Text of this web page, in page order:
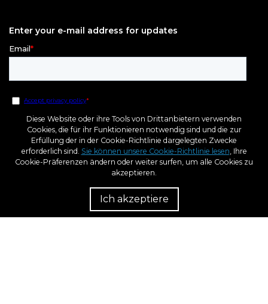
Enter your e-mail address for updates
Diese Website oder ihre Tools von Drittanbietern verwenden
Cookies, die für ihr Funktionieren notwendig sind und die zur
Erfüllung der in der Cookie-Richtlinie dargelegten Zwecke
erforderlich sind. Sie können unsere Cookie-Richtlinie lesen, Ihre
Cookie-Präferenzen ändern oder weiter surfen, um alle Cookies zu
akzeptieren.
Ich akzeptiere